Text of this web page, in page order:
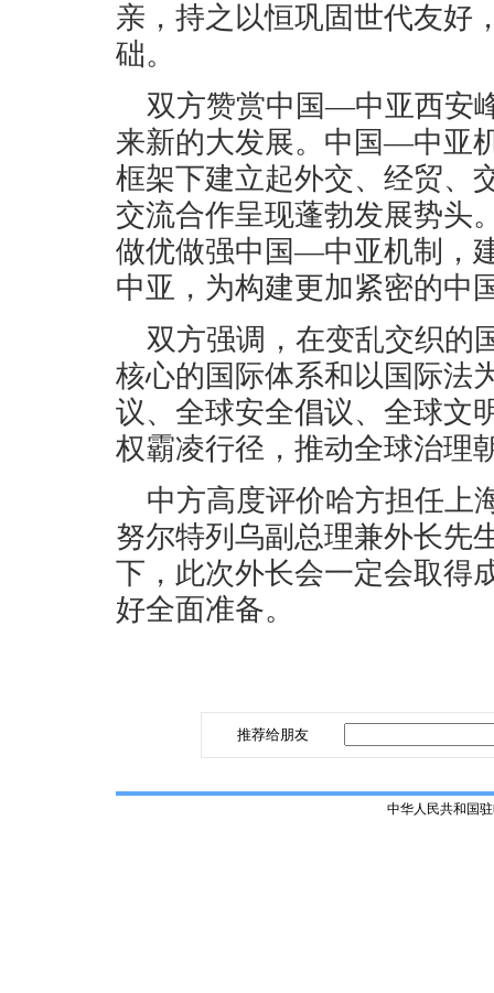
亲，持之以恒巩固世代友好
础。
双方赞赏中国—中亚西安
来新的大发展。中国—中亚
框架下建立起外交、经贸、
交流合作呈现蓬勃发展势头
做优做强中国—中亚机制，
中亚，为构建更加紧密的中
双方强调，在变乱交织的
核心的国际体系和以国际法
议、全球安全倡议、全球文
权霸凌行径，推动全球治理
中方高度评价哈方担任上
努尔特列乌副总理兼外长先
下，此次外长会一定会取得
好全面准备。
推荐给朋友
中华人民共和国